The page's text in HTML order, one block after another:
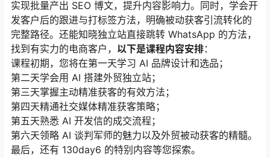
实现批量产出 SEO 博文，提升内容影响力。同时，学会开
发客户后的跟进与打标签方法，明确被动获客引流转化的
完整路径。还能知晓独立站直接跳转 WhatsApp 的方法，
找到有实力的电商客户， 以下是课程内容安排：
课程初期，您将在第一天学习 AI 品牌设计和选品；
第二天学会用 AI 搭建外贸独立站；
第三天掌握主动精准获客的有效方法；
第四天精通社交媒体精准获客策略；
第五天熟悉 AI 开发信的成交流程；
第六天领略 AI 谈判军师的魅力以及外贸被动获客的精髓。
最后，还有 130day6 的特别内容等您探索。